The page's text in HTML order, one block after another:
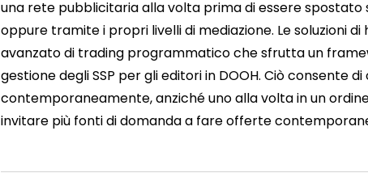
una rete pubblicitaria alla volta prima di essere spostato
oppure tramite i propri livelli di mediazione. Le soluzioni
avanzato di trading programmatico che sfrutta un
gestione degli SSP per gli editori in DOOH. Ciò consente di
contemporaneamente, anziché uno alla volta in un
invitare più fonti di domanda a fare offerte